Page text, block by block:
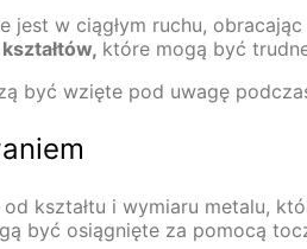
w ciągłym ruchu,
które mogą być
być wzięte pod uwagę
kształtu i wymiaru metalu,
być osiągnięte za pomocą